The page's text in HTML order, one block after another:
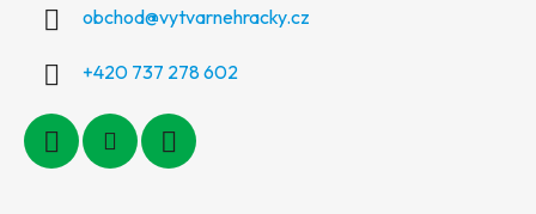
obchod@vytvarnehracky.cz
+420 737 278 602